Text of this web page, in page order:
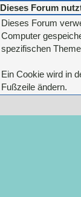
Dieses Forum
Dieses Forum
Computer
spezifischen
Ein Cookie wird in
Fußzeile ändern.